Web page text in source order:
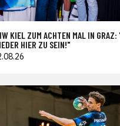
KIEL ZUM ACHTEN MAL IN
HIER ZU SEIN!"